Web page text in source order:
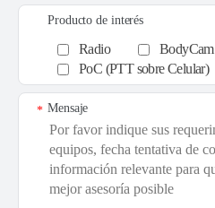
Producto de interés
Radio
BodyCam
PoC (PTT sobre Celular)
Mensaje
*